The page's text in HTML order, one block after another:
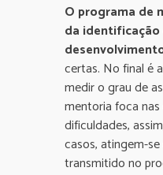
O programa de
da identificação
certas. No final é
medir o grau de
mentoria foca
dificuldades,
casos, atingem-
transmitido no